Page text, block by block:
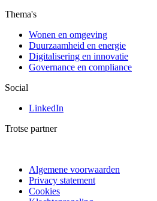
Thema's
Wonen en omgeving
Duurzaamheid en energie
Digitalisering en innovatie
Governance en compliance
Social
LinkedIn
Trotse partner
Algemene voorwaarden
Privacy statement
Cookies